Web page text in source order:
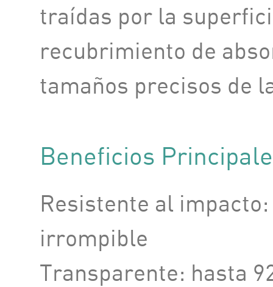
traídas por la
recubrimiento de
tamaños precisos de
Beneficios
Resistente al
irrompible
Transparente: hasta